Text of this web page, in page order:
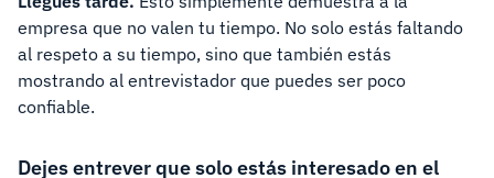
empresa que no valen tu tiempo. No solo estás faltando
al respeto a su tiempo, sino que también estás
mostrando al entrevistador que puedes ser poco
confiable.
Dejes entrever que solo estás interesado en el